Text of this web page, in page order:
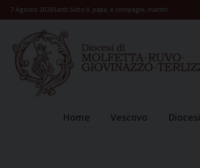
Skip7 Agosto 2026Santi Sisto II, papa, e compagni, martiri
Home Vescovo Diocesi